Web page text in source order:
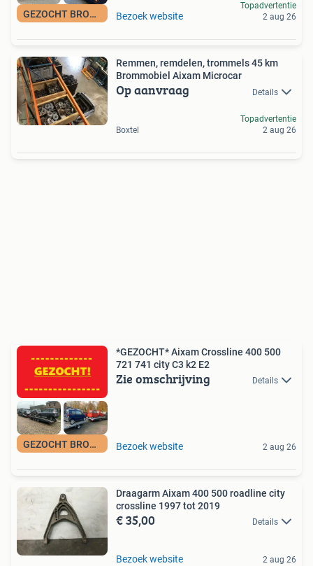
GEZOCHT BROMMOBIEL Bezoek website
Topadvertentie
2 aug 26
Remmen, remdelen, trommels 45 km
Brommobiel Aixam Microcar
Op aanvraag Details
Boxtel
Topadvertentie
2 aug 26
GEZOCHT BROMMOBIEL
*GEZOCHT* Aixam Crossline 400 500
721 741 city C3 k2 E2
Zie omschrijving Details
Bezoek website 2 aug 26
Draagarm Aixam 400 500 roadline city
crossline 1997 tot 2019
€ 35,00 Details
Bezoek website 2 aug 26